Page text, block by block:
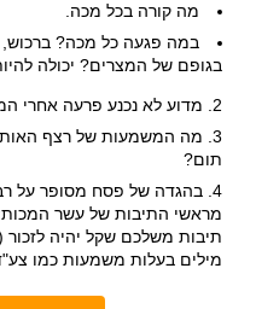
מה קורה בכל מכה.
במה פגעה כל מכה? ברכוש,
בגופם של המצרים? יכולה
מדוע לא נכנע פרעה אחרי
מה המשמעות של רצף
תום?
בהגדה של פסח מסופר על
מראשי התיבות של עשר
תיבות משלכם שקל יהיה לזכור
מילים בעלות משמעות כמו